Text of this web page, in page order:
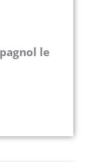
le